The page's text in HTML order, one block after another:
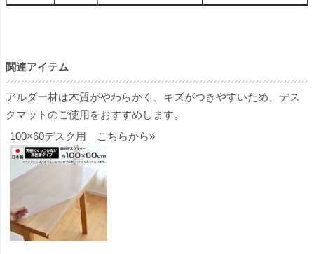
関連アイテム
アルダー材は木質がやわらかく、キズがつきやすいため、デス
クマットのご使用をおすすめします。
100×60デスク用 こちらから»